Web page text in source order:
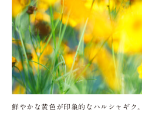
鮮やかな黄色が印象的なハルシャギク。